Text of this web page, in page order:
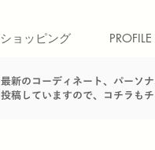
ショッピング PROFILE
最新のコーディネート、パーソ
投稿していますので、コチラも